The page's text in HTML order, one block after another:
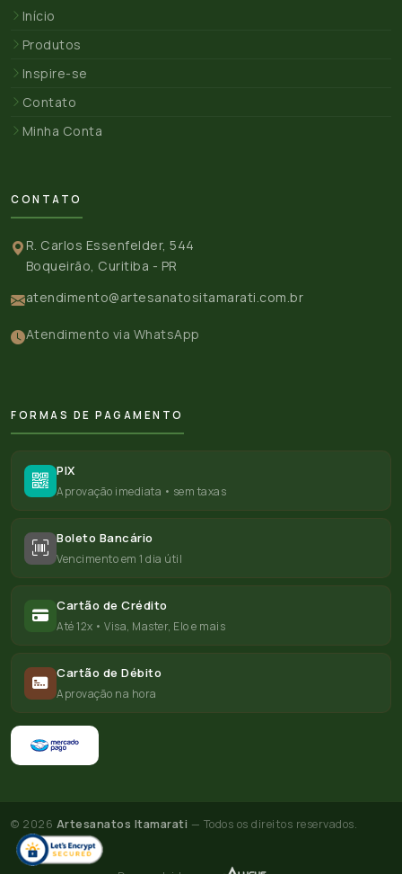
Início
Produtos
Inspire-se
Contato
Minha Conta
CONTATO
R. Carlos Essenfelder, 544
Boqueirão, Curitiba - PR
atendimento@artesanatositamarati.com.br
Atendimento via WhatsApp
FORMAS DE PAGAMENTO
PIX
Aprovação imediata • sem taxas
Boleto Bancário
Vencimento em 1 dia útil
Cartão de Crédito
Até 12x • Visa, Master, Elo e mais
Cartão de Débito
Aprovação na hora
© 2026 Artesanatos Itamarati — Todos os direitos reservados.